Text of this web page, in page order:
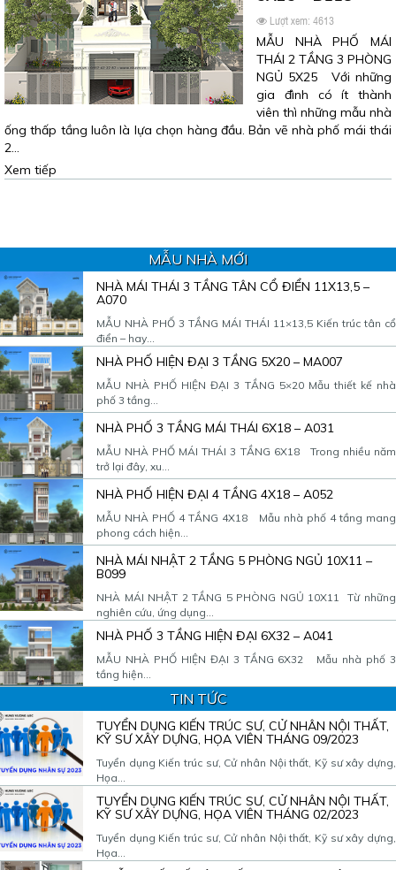
Lượt xem: 4613
MẪU NHÀ PHỐ MÁI
THÁI 2 TẦNG 3 PHÒNG
NGỦ 5X25 Với những
gia đình có ít thành
viên thì những mẫu nhà
ống thấp tầng luôn là lựa chọn hàng đầu. Bản vẽ nhà phố mái thái
2…
Xem tiếp
MẪU NHÀ MỚI
NHÀ MÁI THÁI 3 TẦNG TÂN CỔ ĐIỂN 11X13,5 –
A070
MẪU NHÀ PHỐ 3 TẦNG MÁI THÁI 11×13,5 Kiến trúc tân cổ
điển – hay...
NHÀ PHỐ HIỆN ĐẠI 3 TẦNG 5X20 – MA007
MẪU NHÀ PHỐ HIỆN ĐẠI 3 TẦNG 5×20 Mẫu thiết kế nhà
phố 3 tầng...
NHÀ PHỐ 3 TẦNG MÁI THÁI 6X18 – A031
MẪU NHÀ PHỐ MÁI THÁI 3 TẦNG 6X18 Trong nhiều năm
trở lại đây, xu...
NHÀ PHỐ HIỆN ĐẠI 4 TẦNG 4X18 – A052
MẪU NHÀ PHỐ 4 TẦNG 4X18 Mẫu nhà phố 4 tầng mang
phong cách hiện...
NHÀ MÁI NHẬT 2 TẦNG 5 PHÒNG NGỦ 10X11 –
B099
NHÀ MÁI NHẬT 2 TẦNG 5 PHÒNG NGỦ 10X11 Từ những
nghiên cứu, ứng dụng...
NHÀ PHỐ 3 TẦNG HIỆN ĐẠI 6X32 – A041
MẪU NHÀ PHỐ HIỆN ĐẠI 3 TẦNG 6X32 Mẫu nhà phố 3
tầng hiện...
TIN TỨC
TUYỂN DỤNG KIẾN TRÚC SƯ, CỬ NHÂN NỘI THẤT,
KỸ SƯ XÂY DỰNG, HỌA VIÊN THÁNG 09/2023
Tuyển dụng Kiến trúc sư, Cử nhân Nội thất, Kỹ sư xây dựng,
Họa...
TUYỂN DỤNG KIẾN TRÚC SƯ, CỬ NHÂN NỘI THẤT,
KỸ SƯ XÂY DỰNG, HỌA VIÊN THÁNG 02/2023
Tuyển dụng Kiến trúc sư, Cử nhân Nội thất, Kỹ sư xây dựng,
Họa...